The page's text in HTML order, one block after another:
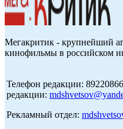
Мегакритик - крупнейший
кинофильмы в российском
Телефон редакции:
редакции:
Рекламный отдел: